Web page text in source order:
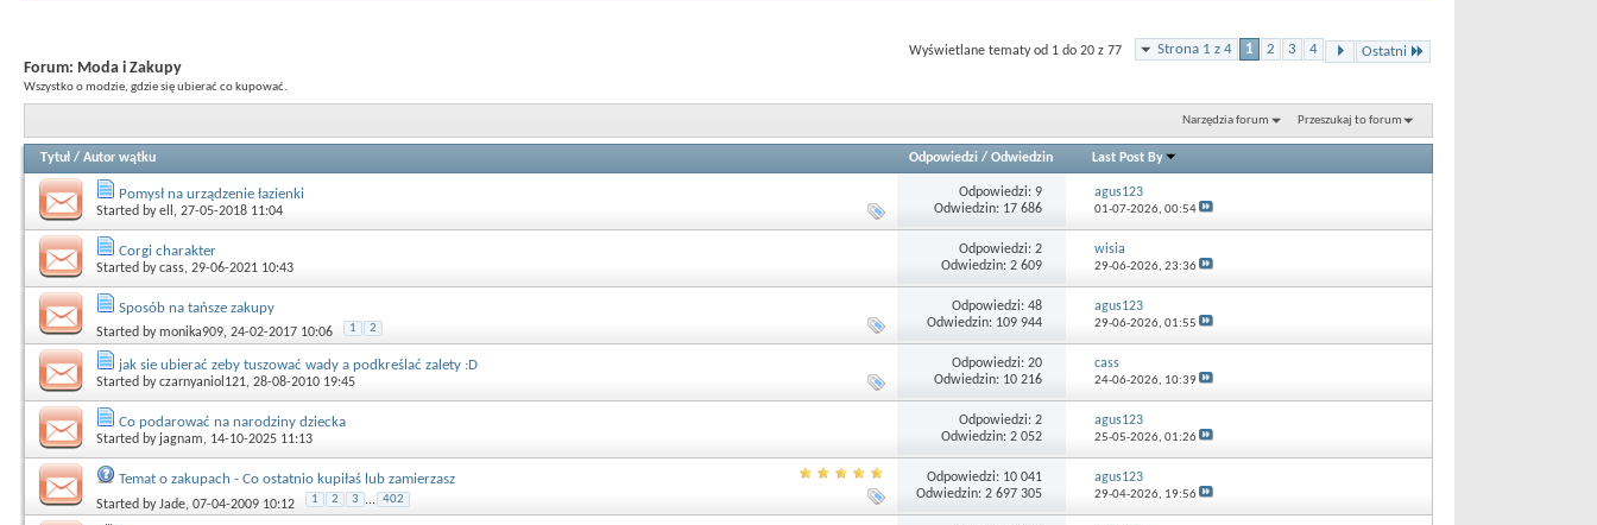
Strona 1 z 4 1 2 3 4 Ostatni
Wyświetlane tematy od 1 do 20 z 77
Forum: Moda i Zakupy
Wszystko o modzie, gdzie się ubierać co kupować.
Narzędzia forum Przeszukaj to forum
Tytuł / Autor wątku Odpowiedzi/ Odwiedzin Last Post By
Pomysł na urządzenie łazienki
Started byell , 27-05-2018 11:04
Odpowiedzi: 9
Odwiedzin: 17 686
agus123
01-07-2026, 00:54
Corgi charakter
Started bycass, 29-06-2021 10:43
Odpowiedzi: 2
Odwiedzin: 2 609
wisia
29-06-2026, 23:36
Sposób na tańsze zakupy
Started bymonika909, 24-02-2017 10:06 1 2
Odpowiedzi: 48
Odwiedzin: 109 944
agus123
29-06-2026, 01:55
jak sie ubierać zeby tuszować wady a podkreślać zalety :D
Started byczarnyaniol121, 28-08-2010 19:45
Odpowiedzi: 20
Odwiedzin: 10 216
cass
24-06-2026, 10:39
Co podarować na narodziny dziecka
Started by jagnam, 14-10-2025 11:13
Odpowiedzi: 2
Odwiedzin: 2 052
agus123
25-05-2026, 01:26
Temat o zakupach - Co ostatnio kupiłaś lub zamierzasz
Started byJade, 07-04-2009 10:12 1 2 3 ... 402
Odpowiedzi: 10 041
Odwiedzin: 2 697 305
agus123
29-04-2026, 19:56